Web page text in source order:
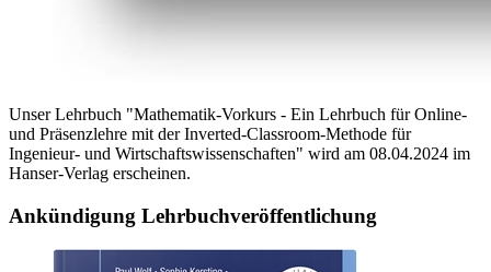
Unser Lehrbuch "Mathematik-Vorkurs - Ein Lehrbuch für Online-
und Präsenzlehre mit der Inverted-Classroom-Methode für
Ingenieur- und Wirtschaftswissenschaften" wird am 08.04.2024 im
Hanser-Verlag erscheinen.
Ankündi­gung Lehrbuchveröffentlichung